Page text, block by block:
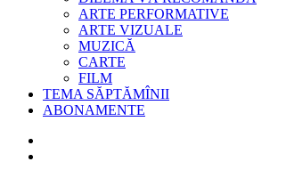
ARTE PERFORMATIVE
ARTE VIZUALE
MUZICĂ
CARTE
FILM
TEMA SĂPTĂMÎNII
ABONAMENTE